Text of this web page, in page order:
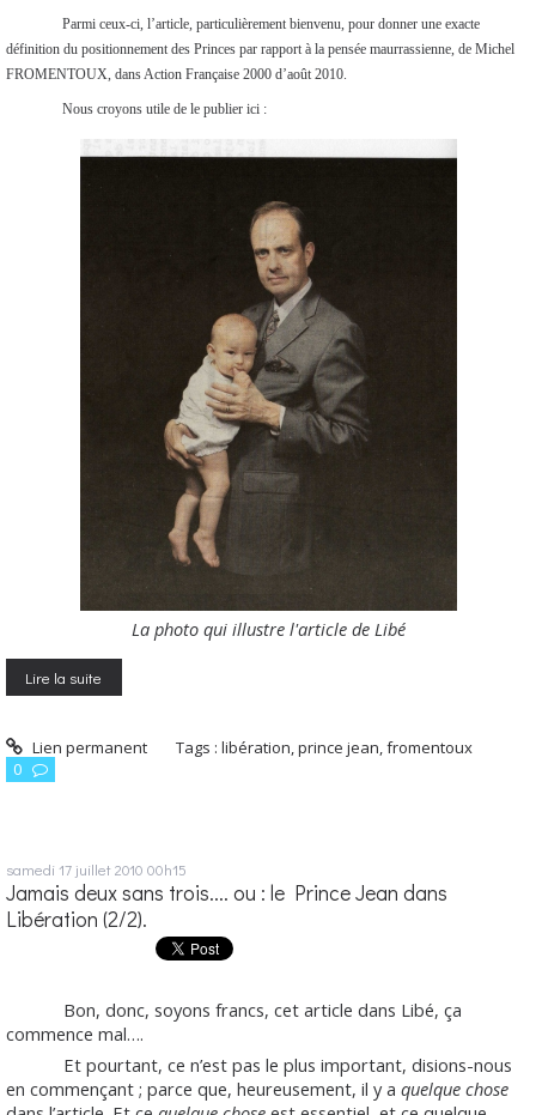
Parmi ceux-ci, l’article, particulièrement bienvenu, pour donner une exacte
définition du positionnement des Princes par rapport à la pensée maurrassienne, de Michel
FROMENTOUX, dans Action Française 2000 d’août 2010.
Nous croyons utile de le publier ici :
La photo qui illustre l'article de Libé
Lire la suite
Lien permanent Tags :libération ,prince jean ,fromentoux
0
samedi 17 juillet 2010 00h15
Jamais deux sans trois.... ou : le Prince Jean dans
Libération (2/2).
Bon, donc, soyons francs, cet article dans Libé, ça
commence mal….
Et pourtant, ce n’est pas le plus important, disions-nous
en commençant ; parce que, heureusement, il y a quelque chose